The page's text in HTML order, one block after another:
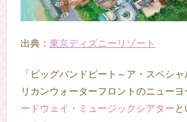
出典： 東京ディズニーリゾート
「ビッグバンドビート～ア・スペシ
リカンウォーターフロントのニュー
ードウェイ・ミュージックシアター